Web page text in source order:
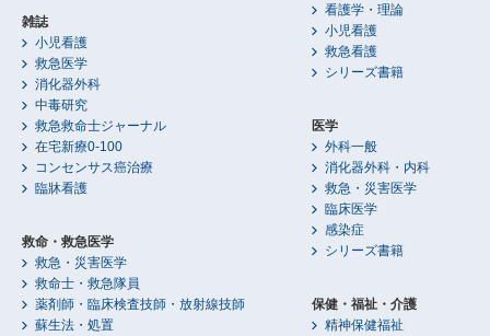
雑誌
小児看護
救急医学
消化器外科
中毒研究
救急救命士ジャーナル
在宅新療0-100
コンセンサス癌治療
臨牀看護
救命・救急医学
救急・災害医学
救命士・救急隊員
薬剤師・臨床検査技師・放射線技師
蘇生法・処置
看護学・理論
小児看護
救急看護
シリーズ書籍
医学
外科一般
消化器外科・内科
救急・災害医学
臨床医学
感染症
シリーズ書籍
保健・福祉・介護
精神保健福祉